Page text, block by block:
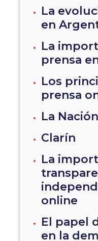
La
en
La
prensa
Los
prensa
La Nación
Clarín
La
online
El papel
en la